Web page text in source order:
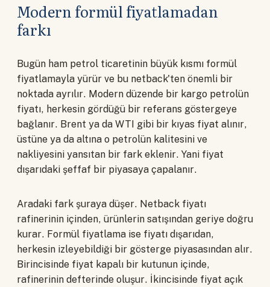
Modern formül fiyatlamadan
farkı
Bugün ham petrol ticaretinin büyük kısmı formül
fiyatlamayla yürür ve bu netback'ten önemli bir
noktada ayrılır. Modern düzende bir kargo petrolün
fiyatı, herkesin gördüğü bir referans göstergeye
bağlanır. Brent ya da WTI gibi bir kıyas fiyat alınır,
üstüne ya da altına o petrolün kalitesini ve
nakliyesini yansıtan bir fark eklenir. Yani fiyat
dışarıdaki şeffaf bir piyasaya çapalanır.
Aradaki fark şuraya düşer. Netback fiyatı
rafinerinin içinden, ürünlerin satışından geriye doğru
kurar. Formül fiyatlama ise fiyatı dışarıdan,
herkesin izleyebildiği bir gösterge piyasasından alır.
Birincisinde fiyat kapalı bir kutunun içinde,
rafinerinin defterinde oluşur. İkincisinde fiyat açık